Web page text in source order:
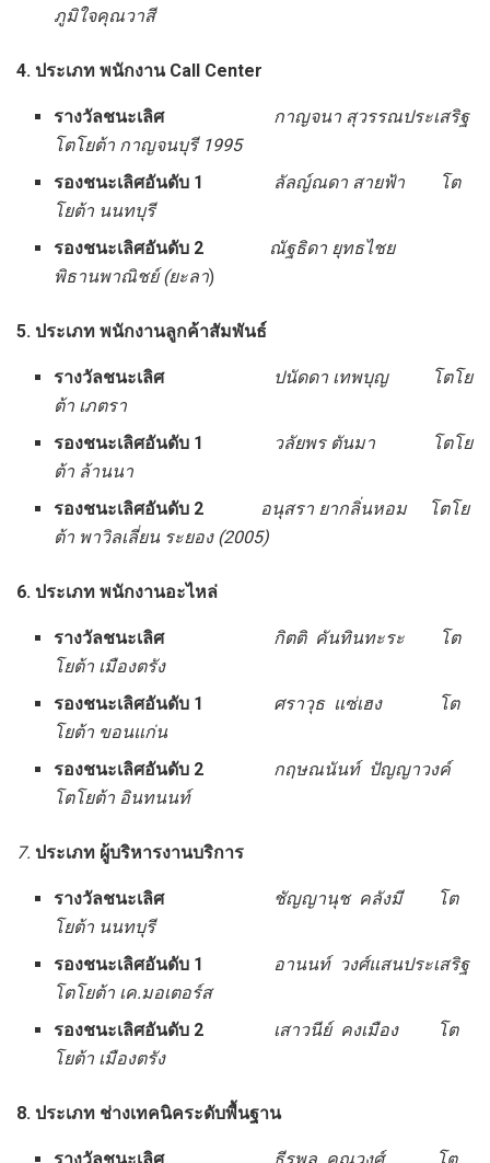
ภูมิใจคุณวาสี
4. ประเภท พนักงาน Call Center
รางวัลชนะเลิศ
กาญจนา สุวรรณประเสริฐ
โตโยต้า กาญจนบุรี 1995
รองชนะเลิศอันดับ 1 ลัลญ์ณดา สายฟ้า โต
โยต้า นนทบุรี
รองชนะเลิศอันดับ 2
ณัฐธิดา ยุทธไชย
พิธานพาณิชย์ (ยะลา)
5. ประเภท พนักงานลูกค้าสัมพันธ์
รางวัลชนะเลิศ
ปนัดดา เทพบุญ โตโย
ต้า เภตรา
รองชนะเลิศอันดับ 1
วลัยพร ตันมา โตโย
ต้า ล้านนา
รองชนะเลิศอันดับ 2 อนุสรา ยากลิ่นหอม โตโย
ต้า พาวิลเลี่ยน ระยอง (2005)
6. ประเภท พนักงานอะไหล่
รางวัลชนะเลิศ
กิตติ คันทินทะระ โต
โยต้า เมืองตรัง
รองชนะเลิศอันดับ 1
ศราวุธ แซ่เฮง โต
โยต้า ขอนแก่น
รองชนะเลิศอันดับ 2
กฤษณนันท์ ปัญญาวงค์
โตโยต้า อินทนนท์
7. ประเภท ผู้บริหารงานบริการ
รางวัลชนะเลิศ
ชัญญานุช คลังมี โต
โยต้า นนทบุรี
รองชนะเลิศอันดับ 1
อานนท์ วงศ์แสนประเสริฐ
โตโยต้า เค.มอเตอร์ส
รองชนะเลิศอันดับ 2
เสาวนีย์ คงเมือง โต
โยต้า เมืองตรัง
8. ประเภท ช่างเทคนิคระดับพื้นฐาน